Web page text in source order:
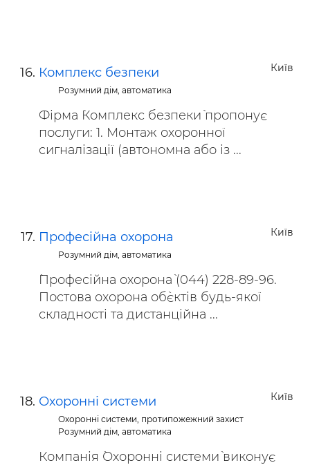
Київ
Комплекс безпеки
Розумний дім, автоматика
Фірма `Комплекс безпеки` пропонує
послуги: 1. Монтаж охоронної
сигналізації (автономна або із ...
Київ
Професійна охорона
Розумний дім, автоматика
`Професійна охорона` (044) 228-89-96.
Постова охорона об`єктів будь-якої
складності та дистанційна ...
Київ
Охоронні системи
Охоронні системи, протипожежний захист
Розумний дім, автоматика
Компанія `Охоронні системи` виконує